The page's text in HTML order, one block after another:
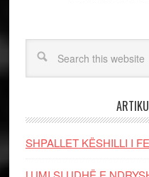
SHPALLET KËSHILLI I